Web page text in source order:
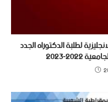
لطلبة الدكتوراه الجدد
2023